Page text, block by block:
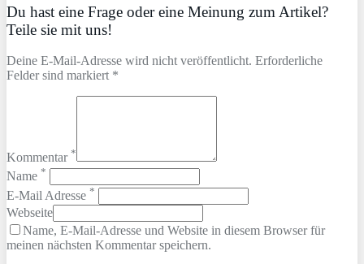
Du hast eine Frage oder eine Meinung zum Artikel?
Teile sie mit uns!
Deine E-Mail-Adresse wird nicht veröffentlicht. Erforderliche
Felder sind markiert *
Kommentar *
Name *
E-Mail Adresse *
Webseite
Name, E-Mail-Adresse und Website in diesem Browser für
meinen nächsten Kommentar speichern.